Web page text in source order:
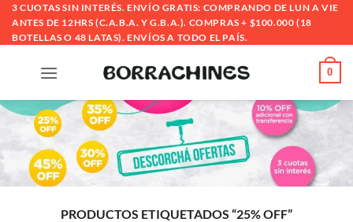
Saltar
contenido
3 CUOTAS SIN INTERÉS. ENVÍO GRATIS: COMPRANDO DE LUN A VIE
ANTES DE 12HRS (C.A.B.A. Y G.B.A.). COMPRAS + $100.000 (18
BOTELLAS O 48 LATAS). ENVÍOS A TODO EL PAÍS.
0
PRODUCTOS ETIQUETADOS “25% OFF”